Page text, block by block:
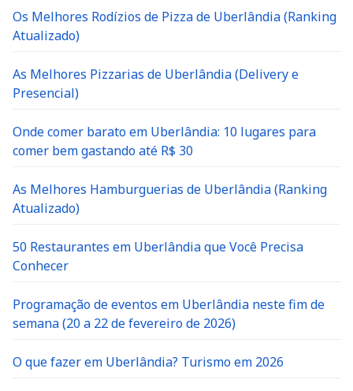
Os Melhores Rodízios de Pizza de Uberlândia (Ranking
Atualizado)
As Melhores Pizzarias de Uberlândia (Delivery e
Presencial)
Onde comer barato em Uberlândia: 10 lugares para
comer bem gastando até R$ 30
As Melhores Hamburguerias de Uberlândia (Ranking
Atualizado)
50 Restaurantes em Uberlândia que Você Precisa
Conhecer
Programação de eventos em Uberlândia neste fim de
semana (20 a 22 de fevereiro de 2026)
O que fazer em Uberlândia? Turismo em 2026